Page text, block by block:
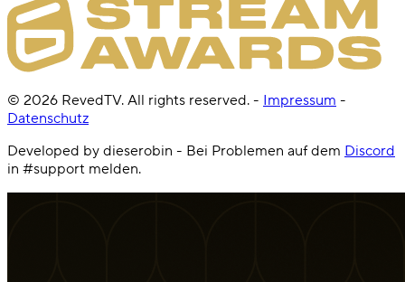
© 2026 RevedTV. All rights reserved. - Impressum -
Datenschutz
Developed by dieserobin - Bei Problemen auf dem Discord
in #support melden.